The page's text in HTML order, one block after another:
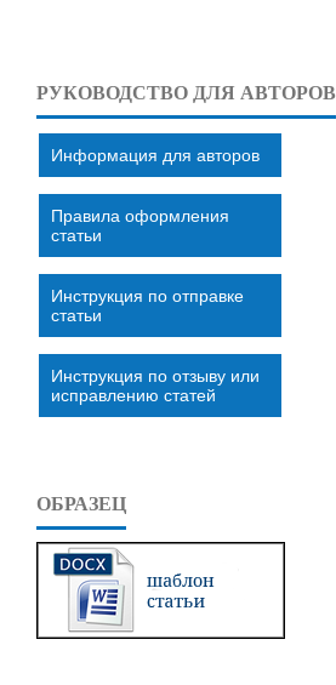
РУКОВОДСТВО ДЛЯ АВТОРОВ
Информация для авторов
Правила оформления
статьи
Инструкция по отправке
статьи
Инструкция по отзыву или
исправлению статей
ОБРАЗЕЦ